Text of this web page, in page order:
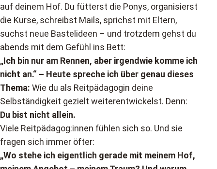
auf deinem Hof. Du fütterst die Ponys, organisierst
die Kurse, schreibst Mails, sprichst mit Eltern,
suchst neue Bastelideen – und trotzdem gehst du
abends mit dem Gefühl ins Bett:
„Ich bin nur am Rennen, aber irgendwie komme ich
nicht an.“ – Heute spreche ich über genau dieses
Thema: Wie du als Reitpädagogin deine
Selbständigkeit gezielt weiterentwickelst. Denn:
Du bist nicht allein.
Viele Reitpädagog:innen fühlen sich so. Und sie
fragen sich immer öfter:
„Wo stehe ich eigentlich gerade mit meinem Hof,